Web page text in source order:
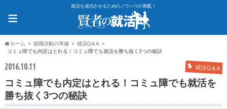
就活を成功させるためのノウハウが満載！
≡
ホーム 就職活動の準備
就活Q＆A
コミュ障でも内定はとれる！コミュ障でも就活を勝ち抜く3つの秘訣
2016.10.11 就活Q＆A
コミュ障でも内定はとれる！コミュ障でも就活を
勝ち抜く3つの秘訣